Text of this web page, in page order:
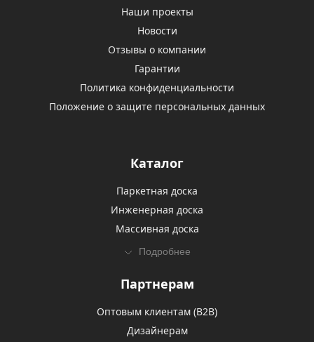
Наши проекты
Новости
Отзывы о компании
Гарантии
Политика конфиденциальности
Положение о защите персональных данных
Каталог
Паркетная доска
Инженерная доска
Массивная доска
Подробнее
Партнерам
Оптовым клиентам (В2В)
Дизайнерам